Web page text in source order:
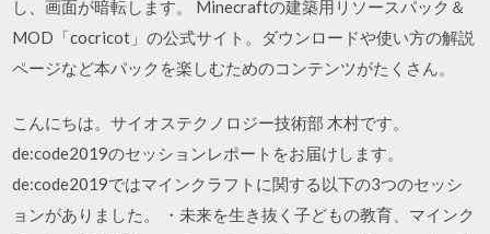
し、画面が暗転します。 Minecraftの建築用リソースパック＆
MOD「cocricot」の公式サイト。ダウンロードや使い方の解説
ページなど本パックを楽しむためのコンテンツがたくさん。
こんにちは。サイオステクノロジー技術部 木村です。
de:code2019のセッションレポートをお届けします。
de:code2019ではマインクラフトに関する以下の3つのセッシ
ョンがありました。 ・未来を生き抜く子どもの教育、マインク